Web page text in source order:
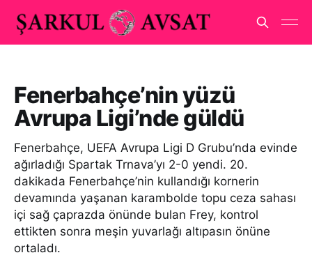
Fenerbahçe’nin yüzü
Avrupa Ligi’nde güldü
Fenerbahçe, UEFA Avrupa Ligi D Grubu’nda evinde
ağırladığı Spartak Trnava’yı 2-0 yendi. 20.
dakikada Fenerbahçe’nin kullandığı kornerin
devamında yaşanan karambolde topu ceza sahası
içi sağ çaprazda önünde bulan Frey, kontrol
ettikten sonra meşin yuvarlağı altıpasın önüne
ortaladı.